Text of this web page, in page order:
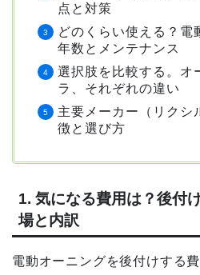
点と対策
どのくらい使える？電
年数とメンテナンス
選択肢を比較する。オ
ラ、それぞれの違い
主要メーカー（リクシ
徴と選び方
1. 気になる費用は？後付
場と内訳
電動オーニングを後付けする